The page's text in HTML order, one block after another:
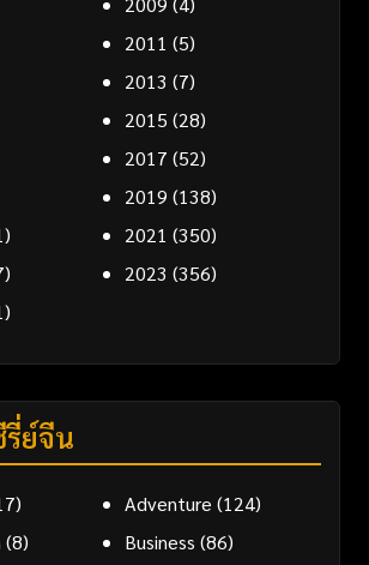
2011 (5)
2013 (7)
2015 (28)
2017 (52)
2019 (138)
2021 (350)
2023 (356)
ย์จีน
Adventure (124)
(8) Business (86)